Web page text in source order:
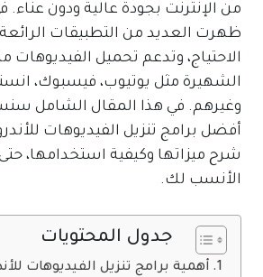
ظهرت العديد من التطبيقات الرائعة
الاحتياج، وتدعم تحميل الفيديوهات
الشهيرة مثل يوتيوب، فيسبوك،
وغيرهم. في هذا المقال الشامل
شرح ميزاتها وكيفية استخدامها،
الأنسب لك.
جدول المحتويات
أهمية برامج تنزيل الفيديوهات